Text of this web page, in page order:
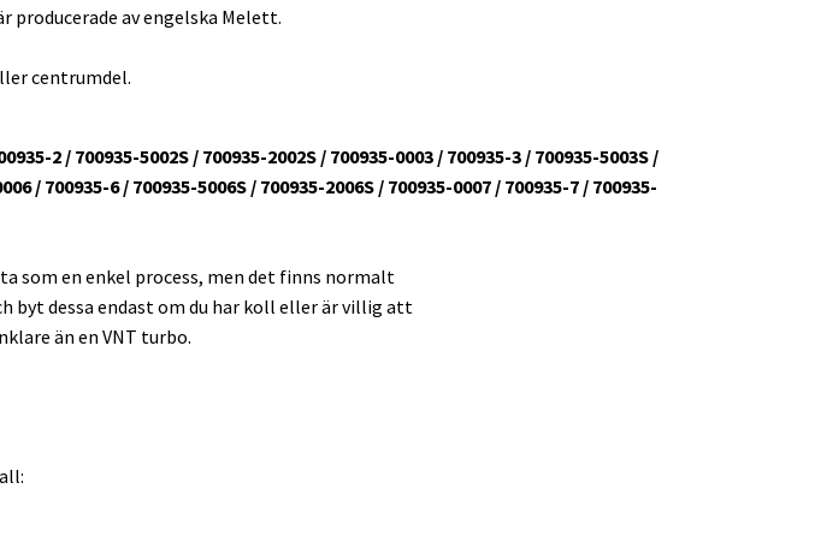
producerade av engelska Melett.
centrumdel.
2 / 700935-5002S / 700935-2002S / 700935-0003 / 700935-3 / 700935-5003S /
/ 700935-6 / 700935-5006S / 700935-2006S / 700935-0007 / 700935-7 / 700935-
som en enkel process, men det finns normalt
byt dessa endast om du har koll eller är villig att
än en VNT turbo.